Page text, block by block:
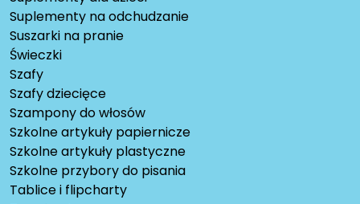
Suplementy na odchudzanie
Suszarki na pranie
Świeczki
Szafy
Szafy dziecięce
Szampony do włosów
Szkolne artykuły papiernicze
Szkolne artykuły plastyczne
Szkolne przybory do pisania
Tablice i flipcharty